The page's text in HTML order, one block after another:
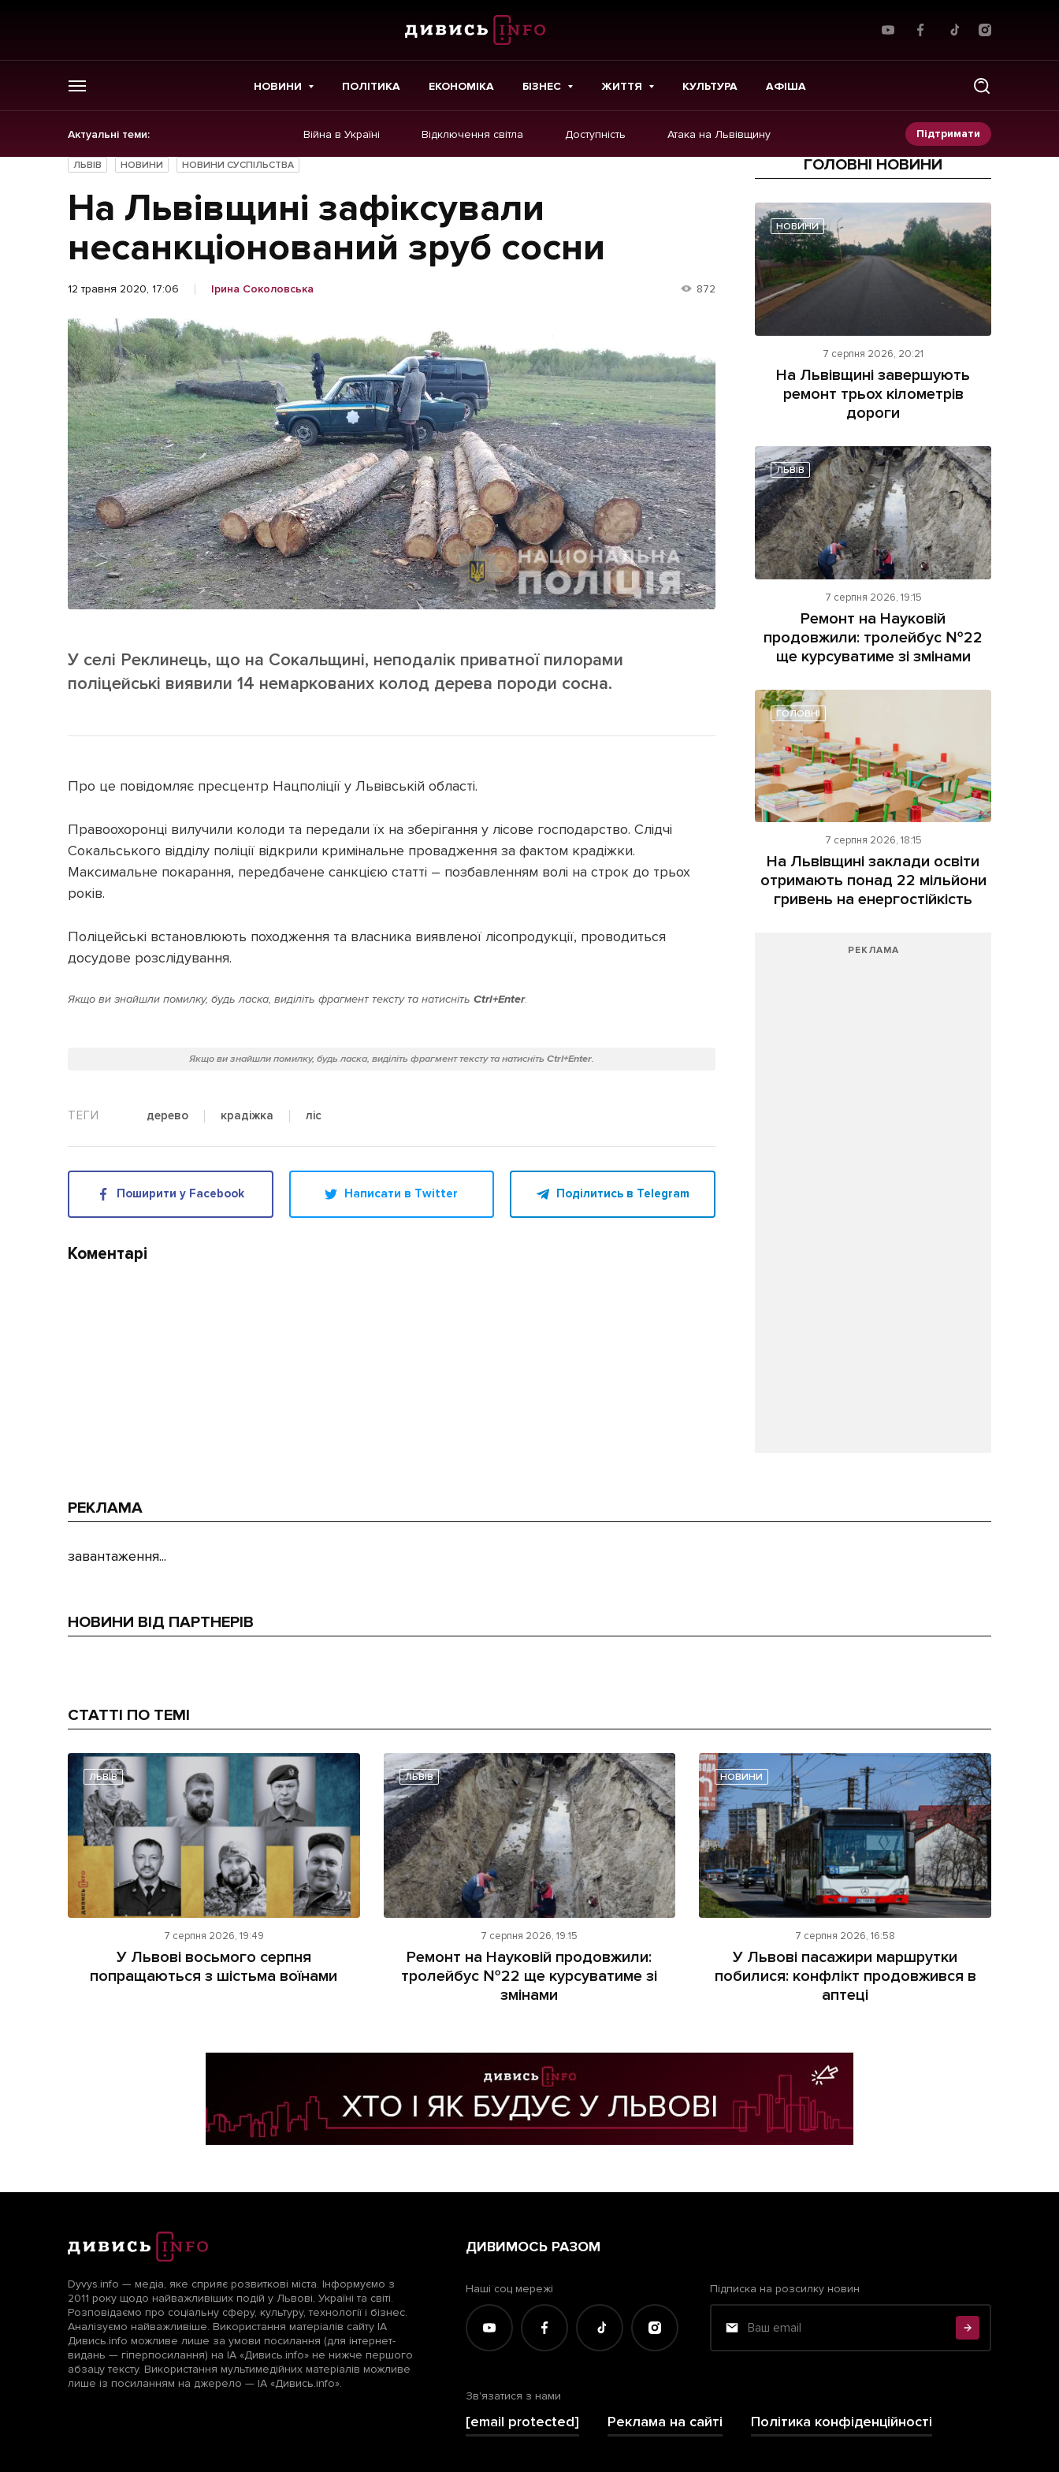
НОВИНИ ПОЛІТИКА ЕКОНОМІКА БІЗНЕС ЖИТТЯ КУЛЬТУРА АФІША
Актуальні теми: Війна в Україні Відключення світла Доступність Атака на Львівщину Підтримати
ГОЛОВНЕ
Новини
Політика
Бізнес
Життя
Культура
Афіша
Картки
Репортаж
Ініціативи
Лонгріди
Прес-релізи
Фото/Відео
Made in Lviv
[email protected]
Реклама на сайті
Політика конфіденційності
ЛЬВІВ НОВИНИ НОВИНИ СУСПІЛЬСТВА
На Львівщині зафіксували
несанкціонований зруб сосни
12 травня 2020, 17:06 Ірина Соколовська 872
У селі Реклинець, що на Сокальщині, неподалік приватної пилорами
поліцейські виявили 14 немаркованих колод дерева породи сосна.
Про це повідомляє пресцентр Нацполіції у Львівській області.
Правоохоронці вилучили колоди та передали їх на зберігання у лісове господарство. Слідчі
Сокальського відділу поліції відкрили кримінальне провадження за фактом крадіжки.
Максимальне покарання, передбачене санкцією статті – позбавленням волі на строк до трьох
років.
Поліцейські встановлюють походження та власника виявленої лісопродукції, проводиться
досудове розслідування.
Якщо ви знайшли помилку, будь ласка, виділіть фрагмент тексту та натисніть Ctrl+Enter.
Якщо ви знайшли помилку, будь ласка, виділіть фрагмент тексту та натисніть Ctrl+Enter.
дерево крадіжка ліс
Поширити у Facebook Написати в Twitter Поділитись в Telegram
Коментарі
ГОЛОВНІ НОВИНИ
НОВИНИ
7 серпня 2026, 20:21
На Львівщині завершують
ремонт трьох кілометрів
дороги
ЛЬВІВ
7 серпня 2026, 19:15
Ремонт на Науковій
продовжили: тролейбус №22
ще курсуватиме зі змінами
ГОЛОВНІ
7 серпня 2026, 18:15
На Львівщині заклади освіти
отримають понад 22 мільйони
гривень на енергостійкість
РЕКЛАМА
РЕКЛАМА
завантаження...
НОВИНИ ВІД ПАРТНЕРІВ
СТАТТІ ПО ТЕМІ
ЛЬВІВ
7 серпня 2026, 19:49
У Львові восьмого серпня
попращаються з шістьма воїнами
ЛЬВІВ
7 серпня 2026, 19:15
Ремонт на Науковій продовжили:
тролейбус №22 ще курсуватиме зі
змінами
НОВИНИ
7 серпня 2026, 16:58
У Львові пасажири маршрутки
побилися: конфлікт продовжився в
аптеці
Dyvys.info — медіа, яке сприяє розвиткові міста. Інформуємо з
2011 року щодо найважливіших подій у Львові, Україні та світі.
Розповідаємо про соціальну сферу, культуру, технології і бізнес.
Аналізуємо найважливіше. Використання матеріалів сайту ІА
Дивись.info можливе лише за умови посилання (для інтернет-
видань — гіперпосилання) на ІА «Дивись.info» не нижче першого
абзацу тексту. Використання мультимедійних матеріалів можливе
лише із посиланням на джерело — ІА «Дивись.info».
ДИВИМОСЬ РАЗОМ
Наші соц мережі Підписка на розсилку новин
Зв'язатися з нами
[email protected] Реклама на сайті Політика конфіденційності